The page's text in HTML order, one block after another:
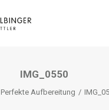
IMG_0550
Perfekte Aufbereitung